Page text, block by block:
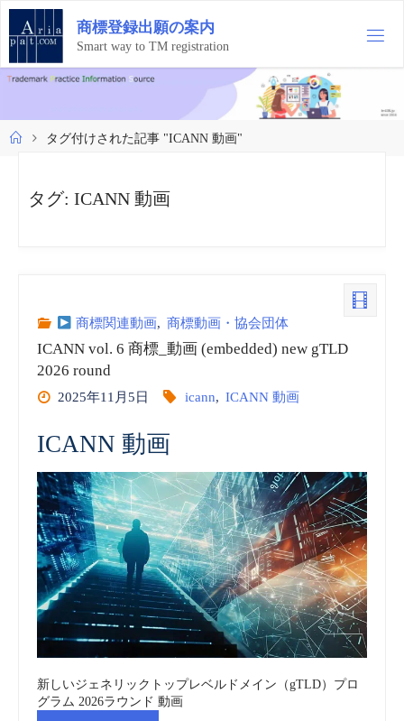
コ
テ
ン
ツ
ス
キ
商標登録出願の案内
Smart way to TM registration
ホ
タグ付けされた記事 "ICANN 動画"
タグ:ICANN 動画
商標関連動画, 商標動画・協会団体
ICANN vol. 6 商標_動画 (embedded) new gTLD
2026 round
2025年11月5日 icann, ICANN 動画
ICANN 動画
新しいジェネリックトップレベルドメイン（gTLD）プロ
グラム 2026ラウンド 動画